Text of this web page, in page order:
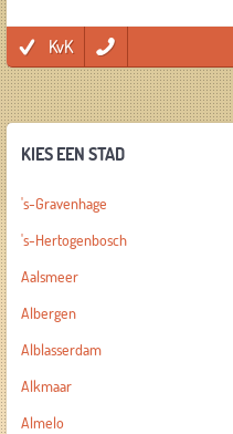
KvK
KIES EEN STAD
's-Gravenhage
's-Hertogenbosch
Aalsmeer
Albergen
Alblasserdam
Alkmaar
Almelo